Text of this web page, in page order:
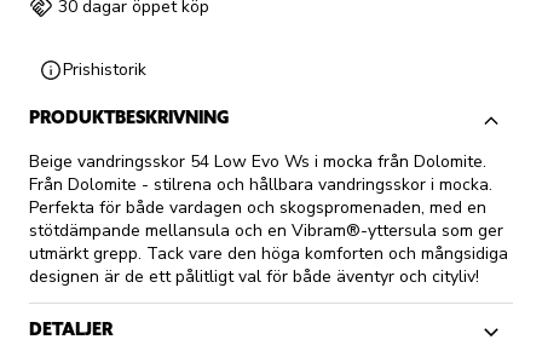
30 dagar öppet köp
Prishistorik
PRODUKTBESKRIVNING
Beige vandringsskor 54 Low Evo Ws i mocka från Dolomite.
Från Dolomite - stilrena och hållbara vandringsskor i mocka.
Perfekta för både vardagen och skogspromenaden, med en
stötdämpande mellansula och en Vibram®-yttersula som ger
utmärkt grepp. Tack vare den höga komforten och mångsidiga
designen är de ett pålitligt val för både äventyr och cityliv!
DETALJER